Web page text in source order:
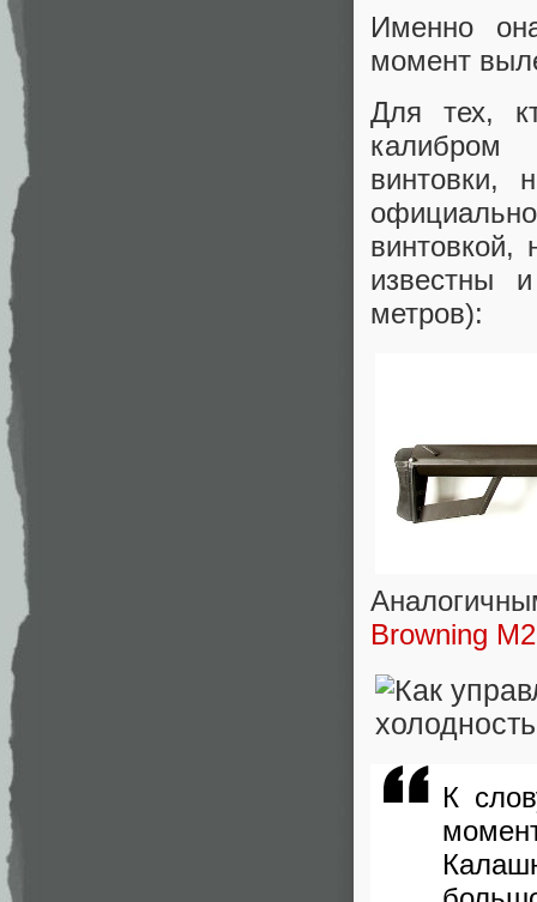
Именно
момент
Для тех,
калибром
винтовки,
известны
метров):
Browning M2
К